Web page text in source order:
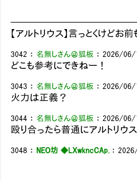
【アルトリウス】言っとくけどお
3042 ： 名無しさん＠狐板 ：2026/06/
どこも参考にできねー！
3043 ： 名無しさん＠狐板 ：2026/06/
火力は正義？
3044 ： 名無しさん＠狐板 ：2026/06/
殴り合ったら普通にアルトリウ
3048 ： NEO坊 ◆LXwkncCAp. ：